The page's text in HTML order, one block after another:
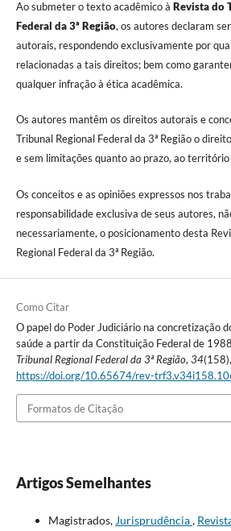
Ao submeter o texto acadêmico à Revista do
Federal da 3ª Região, os autores declaram
autorais, respondendo exclusivamente por
relacionadas a tais direitos; bem como
qualquer infração à ética acadêmica.
Os autores mantêm os direitos autorais e
Tribunal Regional Federal da 3ª Região o
e sem limitações quanto ao prazo, ao
Os conceitos e as opiniões expressos nos
responsabilidade exclusiva de seus autores,
necessariamente, o posicionamento desta
Regional Federal da 3ª Região.
Como Citar
O papel do Poder Judiciário na concretização
saúde a partir da Constituição Federal de
Tribunal Regional Federal da 3ª Região,34
https://doi.org/10.65674/rev-
Formatos de Citação
Artigos Semelhantes
Magistrados, Jurisprudência,